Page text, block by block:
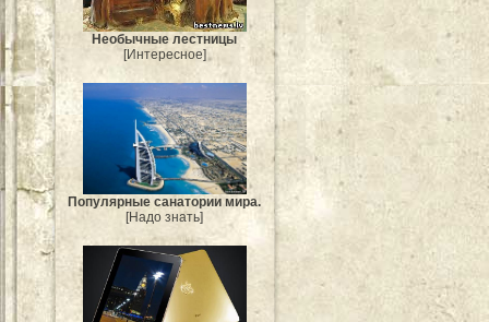
Необычные лестницы
[Интересное]
Популярные санатории мира.
[Надо знать]